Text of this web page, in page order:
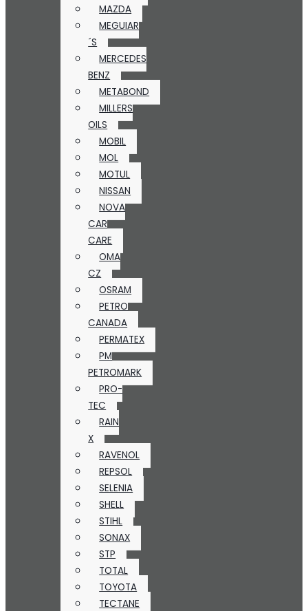
MAZDA
MEGUIAR
´S
MERCEDES
BENZ
METABOND
MILLERS
OILS
MOBIL
MOL
MOTUL
NISSAN
NOVA
CAR
CARE
OMA
CZ
OSRAM
PETRO
CANADA
PERMATEX
PM
PETROMARK
PRO-
TEC
RAIN
X
RAVENOL
REPSOL
SELENIA
SHELL
STIHL
SONAX
STP
TOTAL
TOYOTA
TECTANE